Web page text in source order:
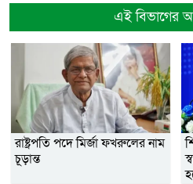
এই বিভাগের
রাষ্ট্রপতি পদে মির্জা ফখরুলের নাম
চূড়ান্ত